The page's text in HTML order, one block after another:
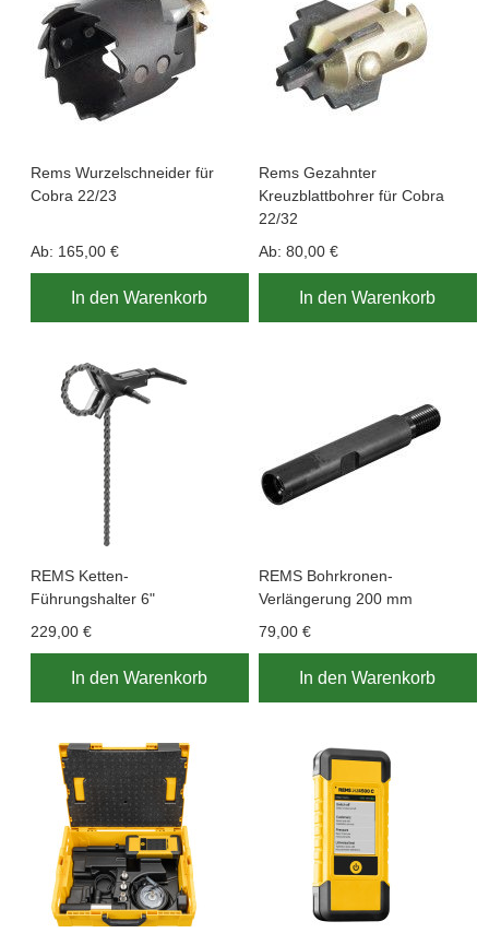
Rems Wurzelschneider für
Cobra 22/23
Ab: 165,00 €
In den Warenkorb
Rems Gezahnter
Kreuzblattbohrer für Cobra
22/32
Ab: 80,00 €
In den Warenkorb
REMS Ketten-
Führungshalter 6"
229,00 €
In den Warenkorb
REMS Bohrkronen-
Verlängerung 200 mm
79,00 €
In den Warenkorb